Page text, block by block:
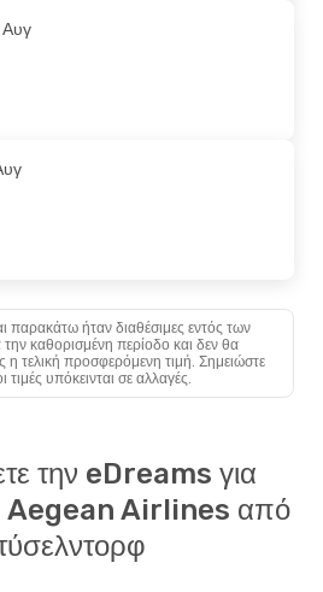
παρακάτω ήταν διαθέσιμες εντός των
καθορισμένη περίοδο και δεν θα
η τελική προσφερόμενη τιμή. Σημειώστε
τιμές υπόκεινται σε αλλαγές.
την eDreams για
Aegean Airlines από